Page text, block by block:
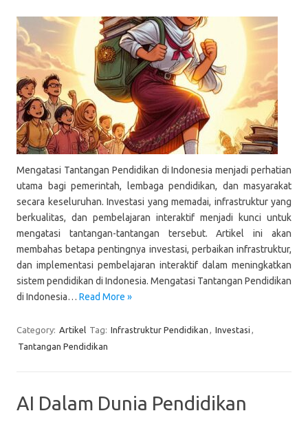
Mengatasi Tantangan Pendidikan di Indonesia menjadi perhatian
utama bagi pemerintah, lembaga pendidikan, dan masyarakat
secara keseluruhan. Investasi yang memadai, infrastruktur yang
berkualitas, dan pembelajaran interaktif menjadi kunci untuk
mengatasi tantangan-tantangan tersebut. Artikel ini akan
membahas betapa pentingnya investasi, perbaikan infrastruktur,
dan implementasi pembelajaran interaktif dalam meningkatkan
sistem pendidikan di Indonesia. Mengatasi Tantangan Pendidikan
di Indonesia… Read More »
Category: Artikel Tag: Infrastruktur Pendidikan , Investasi ,
Tantangan Pendidikan
AI Dalam Dunia Pendidikan